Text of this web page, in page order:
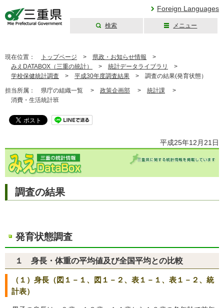
Foreign Languages
検索 メニュー
現在位置： トップページ > 県政・お知らせ情報 >
みえDATABOX（三重の統計）
> 統計データライブラリ
>
学校保健統計調査 > 平成30年度調査結果 > 調査の結果(発育状態）
担当所属： 県庁の組織一覧 > 政策企画部 > 統計課 >
消費・生活統計班
平成25年12月21日
調査の結果
発育状態調査
１ 身長・体重の平均値及び全国平均との比較
（１）身長（図１－１、図１－２、表１－１、表１－２、統
計表）